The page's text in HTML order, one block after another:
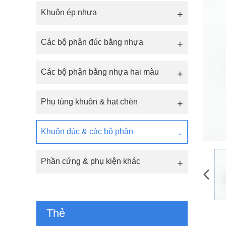
Khuôn ép nhựa
Các bộ phận đúc bằng nhựa
Các bộ phận bằng nhựa hai màu
Phụ tùng khuôn & hạt chèn
Khuôn đúc & các bộ phận
Phần cứng & phụ kiện khác
Thẻ